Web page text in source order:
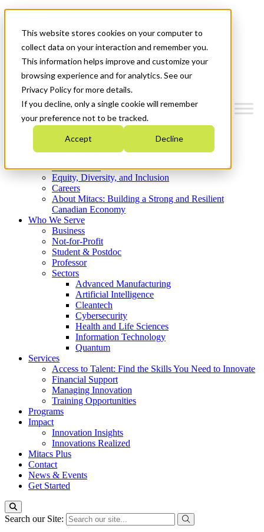
This website stores cookies on your computer to
collect data on your interaction and remember you.
This information helps improve and customize your
browsing experience and for analytics. See our
Privacy Policy for more details.
If you decline, only a single cookie will remember
your preference not to be tracked.
Accept Decline
News & Events
Get Started
Menu
Who We Are
Strategic Plan 2026-2030
What We Do
Equity, Diversity, and Inclusion
Careers
About Mitacs: Building a Strong and Resilient
Canadian Economy
Who We Serve
Business
Not-for-Profit
Student & Postdoc
Professor
Sectors
Advanced Manufacturing
Artificial Intelligence
Cleantech
Cybersecurity
Health and Life Sciences
Information Technology
Quantum
Services
Access to Talent: Find the Skills You Need to Innovate
Financial Support
Managing Innovation
Training Opportunities
Programs
Impact
Innovation Insights
Innovations Realized
Mitacs Plus
Contact
News & Events
Get Started
Search our Site: